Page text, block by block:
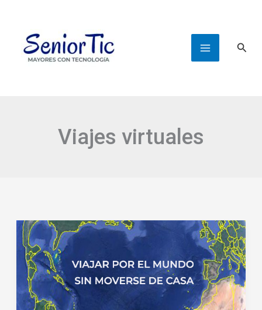
contenido
Viajes virtuales